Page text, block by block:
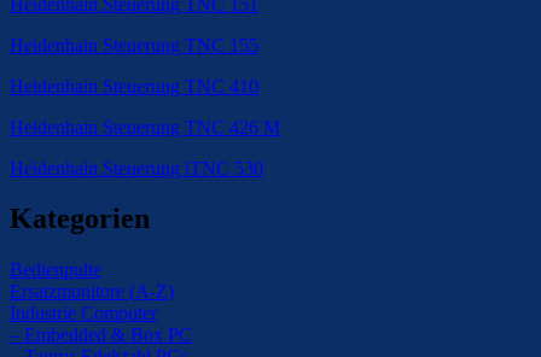
Heidenhain Steuerung TNC 155
Heidenhain Steuerung TNC 410
Heidenhain Steuerung TNC 426 M
Heidenhain Steuerung iTNC 530
Kategorien
Bedienpulte
Ersatzmonitore (A-Z)
Industrie Computer
– Embedded & Box PC